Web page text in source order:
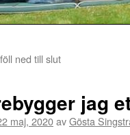
ned till slut
jag
maj, 2020avGösta